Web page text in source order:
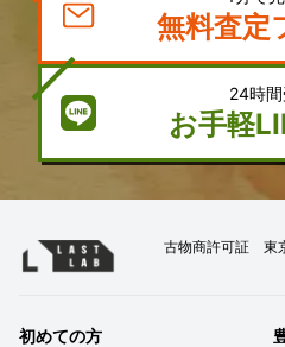
無料査定
24時
お手軽
古物商許可証 東
初めての方